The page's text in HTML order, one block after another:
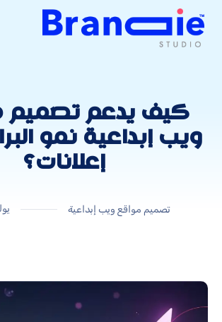
كيف يدعم تصميم
ويب إبداعية نمو
إعلانات؟
تصميم مواقع ويب إبداعية